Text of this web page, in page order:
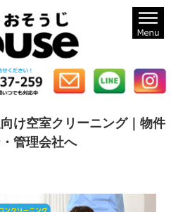
け空室クリーニング｜物件
管理会社へ